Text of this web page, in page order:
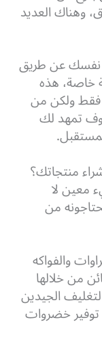
وهناك العديد
نفسك عن طريق
خاصة، هذه
فقط ولكن من
تمهد لك
منتجاتك؟
معين لا
من
والفواكه
من خلالها
الجيدين
توفير خضروات